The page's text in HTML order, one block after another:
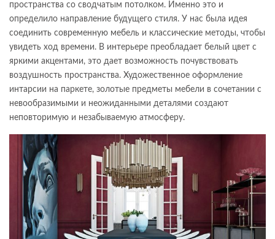
пространства со сводчатым потолком. Именно это и
определило направление будущего стиля. У нас была идея
соединить современную мебель и классические методы, чтобы
увидеть ход времени. В интерьере преобладает белый цвет с
яркими акцентами, это дает возможность почувствовать
воздушность пространства. Художественное оформление
интарсии на паркете, золотые предметы мебели в сочетании с
невообразимыми и неожиданными деталями создают
неповторимую и незабываемую атмосферу.